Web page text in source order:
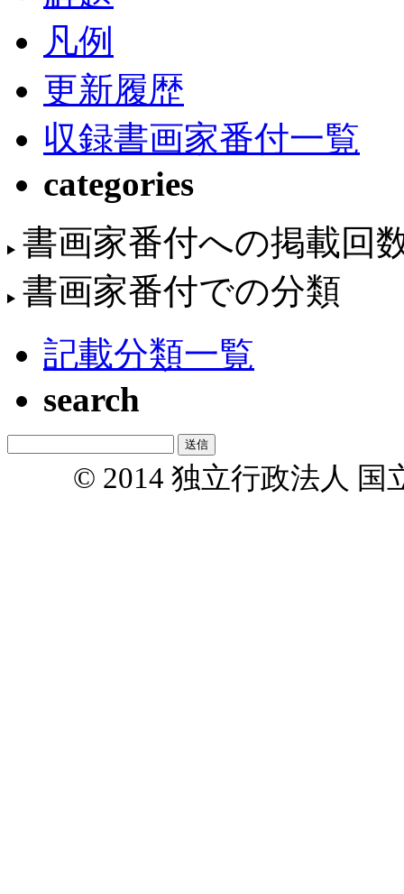
凡例
更新履歴
収録書画家番付一覧
categories
書画家番付への掲載回
書画家番付での分類
記載分類一覧
search
© 2014 独立行政法人 国